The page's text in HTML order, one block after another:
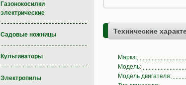
Технические
Марка:
Модель:
Модель двигателя:
Газонокосилки
электрические
Садовые ножницы
Культиваторы
Электропилы